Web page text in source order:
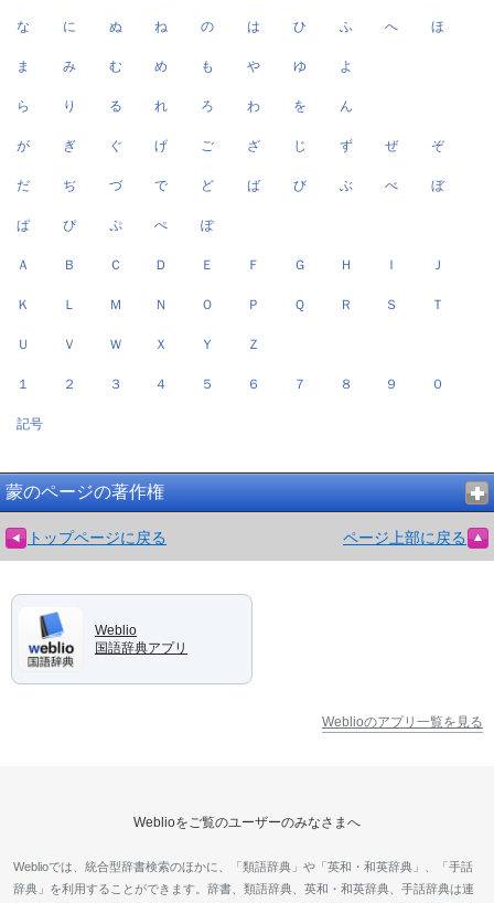
な に ぬ ね の は ひ ふ へ ほ
ま み む め も や ゆ よ
ら り る れ ろ わ を ん
が ぎ ぐ げ ご ざ じ ず ぜ ぞ
だ ぢ づ で ど ば び ぶ べ ぼ
ぱ ぴ ぷ ぺ ぽ
Ａ Ｂ Ｃ Ｄ Ｅ Ｆ Ｇ Ｈ Ｉ Ｊ
Ｋ Ｌ Ｍ Ｎ Ｏ Ｐ Ｑ Ｒ Ｓ Ｔ
Ｕ Ｖ Ｗ Ｘ Ｙ Ｚ
１ ２ ３ ４ ５ ６ ７ ８ ９ ０
記号
蒙のページの著作権
トップページに戻る ページ上部に戻る
Weblio
国語辞典アプリ
Weblioのアプリ一覧を見る
Weblioをご覧のユーザーのみなさまへ
Weblioでは、統合型辞書検索のほかに、「類語辞典」や「英和・和英辞典」、「手話
辞典」を利用することができます。辞書、類語辞典、英和・和英辞典、手話辞典は連